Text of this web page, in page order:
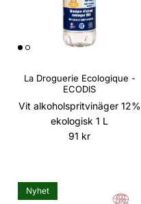
La Droguerie Ecologique -
ECODIS
Vit alkoholspritvinäger 12%
ekologisk 1 L
Ordinarie pris
91 kr
Nyhet